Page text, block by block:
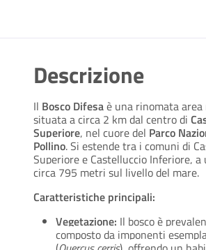
Descrizione
Il Bosco Difesaè una rinomata
situata a circa 2 km dal centro di
Superiore, nel cuore del Parco
Pollino. Si estende tra i comuni di
Superiore e Castelluccio Inferiore,
circa 795 metri sul livello del mare.
Caratteristiche principali:
Vegetazione: Il bosco è
composto da imponenti